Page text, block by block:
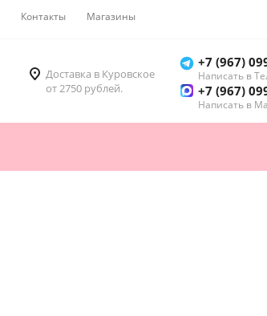
Контакты Магазины
Доставка в Куровское
от 2750 рублей.
+7 (967)
Написать в
+7 (967)
Написать в